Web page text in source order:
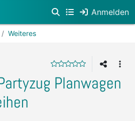
Anmelden
Weiteres
Planwagen